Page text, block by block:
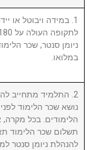
1. במידה ויבוטל או
ניומן סנטר, שכר
במלואו.
2. התלמיד מתחייב
נושא שכר הלימוד
הלימודים. בכל
תשלום שכר הלימוד
להנהלת ניומן סנטר